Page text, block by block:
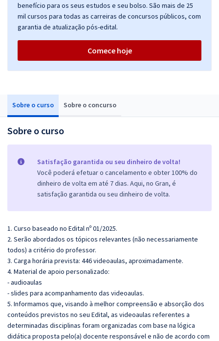
Sobre o curso Sobre o concurso
Sobre o curso
Satisfação garantida ou seu dinheiro de volta!
Você poderá efetuar o cancelamento e obter 100% do
dinheiro de volta em até 7 dias. Aqui, no Gran, é
satisfação garantida ou seu dinheiro de volta.
1. Curso baseado no Edital nº 01/2025.
2. Serão abordados os tópicos relevantes (não necessariamente
todos) a critério do professor.
3. Carga horária prevista: 446 videoaulas, aproximadamente.
4. Material de apoio personalizado:
- audioaulas
- slides para acompanhamento das videoaulas.
5. Informamos que, visando à melhor compreensão e absorção dos
conteúdos previstos no seu Edital, as videoaulas referentes a
determinadas disciplinas foram organizadas com base na lógica
didática proposta pelo(a) docente responsável e não de acordo com
benefício para os seus estudos e seu bolso. São mais de 25
mil cursos para todas as carreiras de concursos públicos, com
garantia de atualização pós-edital.
Comece hoje